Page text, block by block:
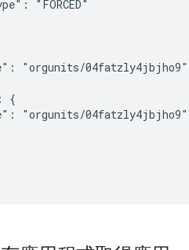
"FORCED"
"orgunits/04fatzly4jbjho9"
{
"orgunits/04fatzly4jbjho9"